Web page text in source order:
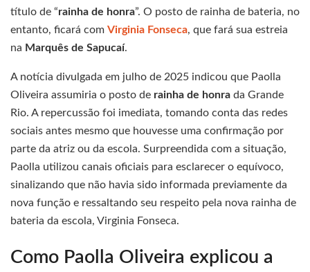
título de “rainha de honra”. O posto de rainha de bateria, no
entanto, ficará com Virginia Fonseca, que fará sua estreia
na Marquês de Sapucaí.
A notícia divulgada em julho de 2025 indicou que Paolla
Oliveira assumiria o posto de rainha de honra da Grande
Rio. A repercussão foi imediata, tomando conta das redes
sociais antes mesmo que houvesse uma confirmação por
parte da atriz ou da escola. Surpreendida com a situação,
Paolla utilizou canais oficiais para esclarecer o equívoco,
sinalizando que não havia sido informada previamente da
nova função e ressaltando seu respeito pela nova rainha de
bateria da escola, Virginia Fonseca.
Como Paolla Oliveira explicou a